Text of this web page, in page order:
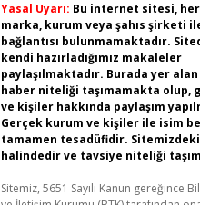
Yasal Uyarı: Bu internet sitesi,
marka, kurum veya şahıs şirketi
bağlantısı bulunmamaktadır.
kendi hazırladığımız makaleler
paylaşılmaktadır. Burada yer
haber niteliği taşımamakta olup,
ve kişiler hakkında paylaşım
Gerçek kurum ve kişiler ile isim
tamamen tesadüfidir.
halindedir ve tavsiye niteliği
Sitemiz, 5651 Sayılı Kanun gereğince